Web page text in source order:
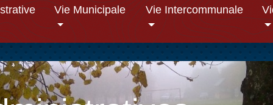
Vie Municipale Vie Intercommunale